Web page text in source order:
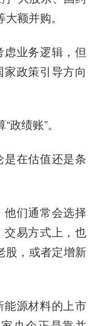
额并购。
业务逻辑，但
政策引导方向
政绩账”。
在估值还是条
们通常会选择
交易方式上，也
股，或者定增新
能源材料的上市